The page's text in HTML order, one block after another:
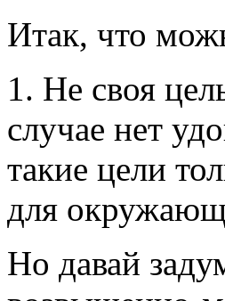
Итак, что
1. Не своя
случае нет
такие цели
для
Но давай